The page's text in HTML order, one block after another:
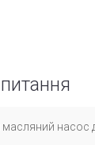
масляний